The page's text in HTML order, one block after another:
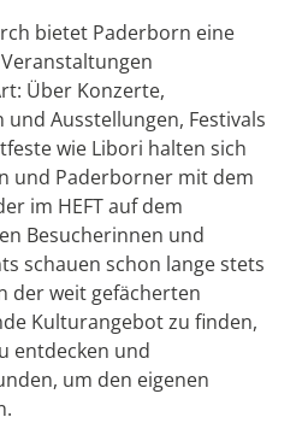
bietet Paderborn eine
Über Konzerte,
Ausstellungen, Festivals
wie Libori halten sich
und Paderborner mit dem
im HEFT auf dem
Besucherinnen und
schauen schon lange stets
der weit gefächerten
Kulturangebot zu finden,
entdecken und
um den eigenen